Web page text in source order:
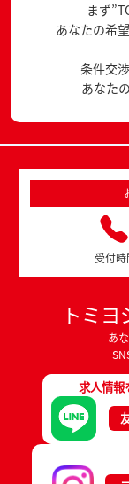
まず
あなたの希
条件交
あなた
受付
トミ
あ
求人情報